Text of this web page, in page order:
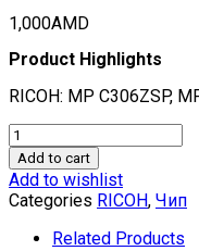
1,000AMD
Product Highlights
RICOH: MP C306ZSP,
Чип
картриджа
MPC406C
для
RICOH
MPC306ZSP/406ZSP/
Add to cart
Add to wishlist
Categories RICOH, Чип
Related Products